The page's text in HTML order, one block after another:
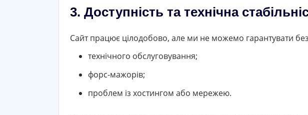
3. Доступність та технічна
Сайт працює цілодобово, але ми не можемо гарантувати
технічного обслуговування;
форс-мажорів;
проблем із хостингом або мережею.